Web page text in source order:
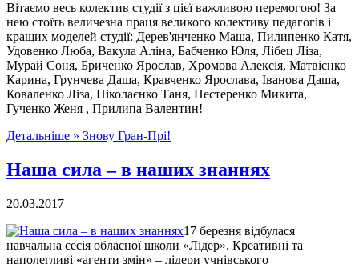
Вітаємо весь колектив студії з цієї важливою перемогою! За
нею стоїть величезна праця великого колективу педагогів і
кращих моделей студії: Дерев'янченко Маша, Пилипенко Катя,
Удовенко Люба, Вакула Аліна, Бабченко Юля, Лібец Ліза,
Мурай Соня, Бриченко Ярослав, Хромова Алексія, Матвієнко
Карина, Грунчева Даша, Кравченко Ярослава, Іванова Даша,
Коваленко Ліза, Ніколаєнко Таня, Нестеренко Микита,
Гученко Женя , Прилипа Валентин!
Детальніше » Знову Гран-Прі!
Наша сила – в наших знаннях
20.03.2017
17 березня відбулася
навчальна сесія обласної школи «Лідер». Креативні та
наполегливі «агенти змін» – лідери учнівського